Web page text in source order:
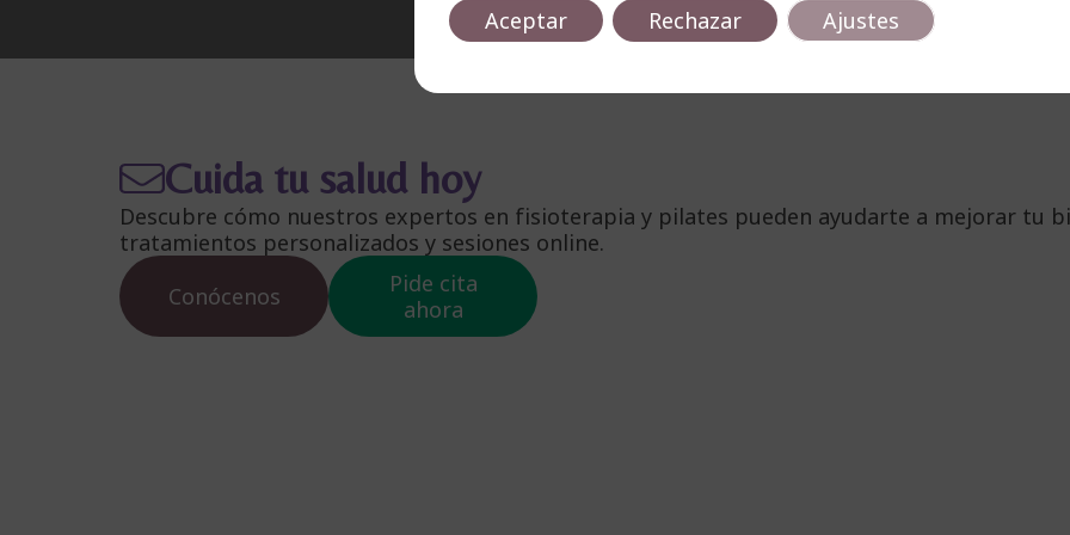
Cuida tu salud hoy
Descubre cómo nuestros expertos en fisioterapia y pilates pueden ayudarte a mejorar tu
tratamientos personalizados y sesiones online.
Conócenos
Pide cita
ahora
Aceptar Rechazar Ajustes